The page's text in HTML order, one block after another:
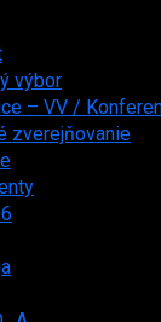
výbor
– VV /
zverejňovanie